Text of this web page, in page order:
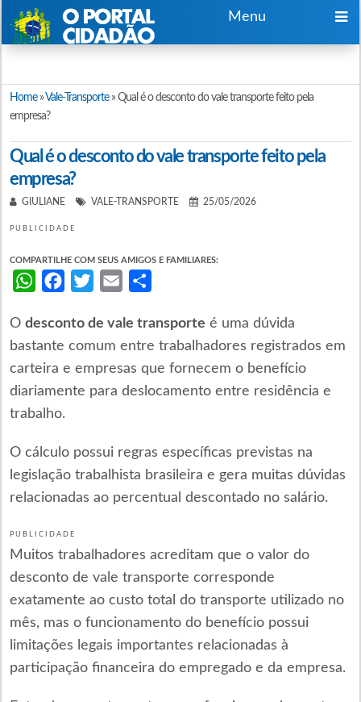
Menu
Home»Vale-Transporte»Qual é o desconto do vale transporte feito pela
empresa?
Qual é o desconto do vale transporte feito pela
empresa?
GIULIANE VALE-TRANSPORTE 25/05/2026
PUBLICIDADE
COMPARTILHE COM SEUS AMIGOS E FAMILIARES:
WhatsAppFacebookTwitterEmail
O desconto de vale transporte é uma dúvida
bastante comum entre trabalhadores registrados em
carteira e empresas que fornecem o benefício
diariamente para deslocamento entre residência e
trabalho.
O cálculo possui regras específicas previstas na
legislação trabalhista brasileira e gera muitas dúvidas
relacionadas ao percentual descontado no salário.
PUBLICIDADE
Muitos trabalhadores acreditam que o valor do
desconto de vale transporte corresponde
exatamente ao custo total do transporte utilizado no
mês, mas o funcionamento do benefício possui
limitações legais importantes relacionadas à
participação financeira do empregado e da empresa.